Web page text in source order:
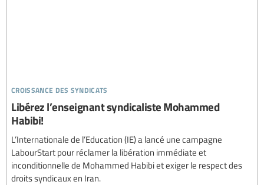
croissance des syndicats
Libérez l’enseignant syndicaliste Mohammed
Habibi!
L’Internationale de l’Education (IE) a lancé une campagne
LabourStart pour réclamer la libération immédiate et
inconditionnelle de Mohammed Habibi et exiger le respect des
droits syndicaux en Iran.